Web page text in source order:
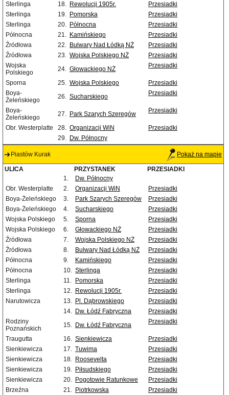
Sterlinga
18. Rewolucji 1905r.
Przesiadki
Sterlinga
19. Pomorska
Przesiadki
Sterlinga
20. Północna
Przesiadki
Północna
21. Kamińskiego
Przesiadki
Źródłowa
22. Bulwary Nad Łódką NŻ
Przesiadki
Źródłowa
23. Wojska Polskiego NŻ
Przesiadki
Wojska
Polskiego
24. Głowackiego NŻ Przesiadki
Sporna 25. Wojska Polskiego
Przesiadki
Boya-
Żeleńskiego
26. Sucharskiego Przesiadki
Boya-
Żeleńskiego
27. Park Szarych Szeregów Przesiadki
Obr. Westerplatte 28. Organizacji WiN
Przesiadki
29. Dw. Północny
Piastów Kurak Pokaż na mapie
ULICA PRZYSTANEK
PRZESIADKI
1.
Dw. Północny
Obr. Westerplatte
2. Organizacji WiN
Przesiadki
Boya-Żeleńskiego
3. Park Szarych Szeregów
Przesiadki
Boya-Żeleńskiego
4. Sucharskiego
Przesiadki
Wojska Polskiego
5. Sporna
Przesiadki
Wojska Polskiego
6. Głowackiego NŻ
Przesiadki
Źródłowa
7. Wojska Polskiego NŻ
Przesiadki
Źródłowa
8. Bulwary Nad Łódką NŻ
Przesiadki
Północna
9. Kamińskiego
Przesiadki
Północna
10. Sterlinga
Przesiadki
Sterlinga
11. Pomorska
Przesiadki
Sterlinga
12. Rewolucji 1905r.
Przesiadki
Narutowicza
13. Pl. Dąbrowskiego
Przesiadki
14. Dw. Łódź Fabryczna
Przesiadki
Rodziny
Poznańskich
15. Dw. Łódź Fabryczna Przesiadki
Traugutta 16. Sienkiewicza
Przesiadki
Sienkiewicza
17. Tuwima
Przesiadki
Sienkiewicza
18. Roosevelta
Przesiadki
Sienkiewicza
19. Piłsudskiego
Przesiadki
Sienkiewicza
20. Pogotowie Ratunkowe
Przesiadki
Brzeźna
21. Piotrkowska Przesiadki